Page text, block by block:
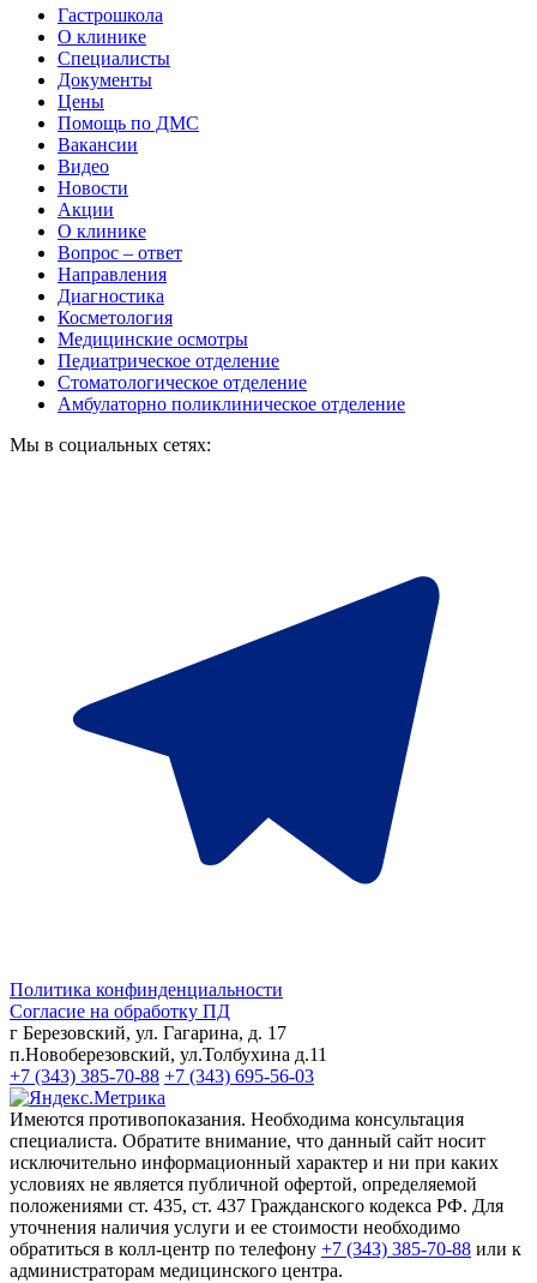
Гастрошкола
О клинике
Специалисты
Документы
Цены
Помощь по ДМС
Вакансии
Видео
Новости
Акции
О клинике
Вопрос – ответ
Направления
Диагностика
Косметология
Медицинские осмотры
Педиатрическое отделение
Стоматологическое отделение
Амбулаторно поликлиническое отделение
Мы в социальных сетях:
Политика конфинденциальности
Согласие на обработку ПД
г Березовский, ул. Гагарина, д. 17
п.Новоберезовский, ул.Толбухина д.11
+7 (343) 385-70-88 +7 (343) 695-56-03
Имеются противопоказания. Необходима консультация
специалиста. Обратите внимание, что данный сайт носит
исключительно информационный характер и ни при каких
условиях не является публичной офертой, определяемой
положениями ст. 435, ст. 437 Гражданского кодекса РФ. Для
уточнения наличия услуги и ее стоимости необходимо
обратиться в колл-центр по телефону +7 (343) 385-70-88 или к
администраторам медицинского центра.